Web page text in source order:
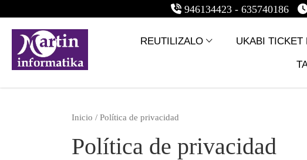
946134423 - 635740186
REUTILIZALO UKABI TICKET
Inicio / Política de privacidad
Política de privacidad